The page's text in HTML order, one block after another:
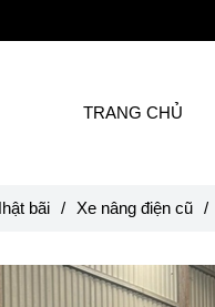
TRANG CHỦ
bãi / Xe nâng điện cũ /